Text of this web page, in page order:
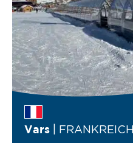
Vars | FRANKREICH